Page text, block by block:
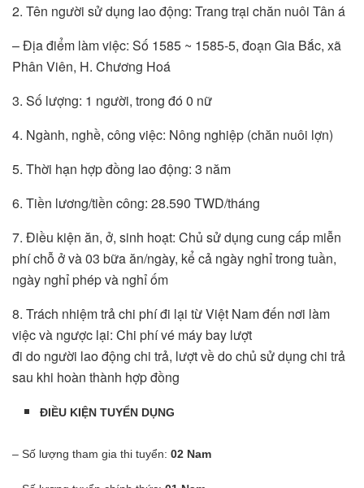
2. Tên người sử dụng lao động: Trang trại chăn nuôi Tân á
– Địa điểm làm việc: Số 1585 ~ 1585-5, đoạn Gia Bắc, xã
Phân Viên, H. Chương Hoá
3. Số lượng: 1 người, trong đó 0 nữ
4. Ngành, nghề, công việc: Nông nghiệp (chăn nuôi lợn)
5. Thời hạn hợp đồng lao động: 3 năm
6. Tiền lương/tiền công: 28.590 TWD/tháng
7. Điều kiện ăn, ở, sinh hoạt: Chủ sử dụng cung cấp miễn
phí chỗ ở và 03 bữa ăn/ngày, kể cả ngày nghỉ trong tuần,
ngày nghỉ phép và nghỉ ốm
8. Trách nhiệm trả chi phí đi lại từ Việt Nam đến nơi làm
việc và ngược lại: Chi phí vé máy bay lượt
đi do người lao động chi trả, lượt về do chủ sử dụng chi trả
sau khi hoàn thành hợp đồng
ĐIỀU KIỆN TUYỂN DỤNG
– Số lượng tham gia thi tuyển: 02 Nam